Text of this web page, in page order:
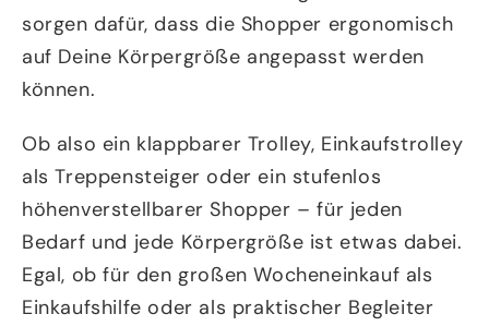
sorgen dafür, dass die Shopper ergonomisch
auf Deine Körpergröße angepasst werden
können.
Ob also ein klappbarer Trolley, Einkaufstrolley
als Treppensteiger oder ein stufenlos
höhenverstellbarer Shopper – für jeden
Bedarf und jede Körpergröße ist etwas dabei.
Egal, ob für den großen Wocheneinkauf als
Einkaufshilfe oder als praktischer Begleiter